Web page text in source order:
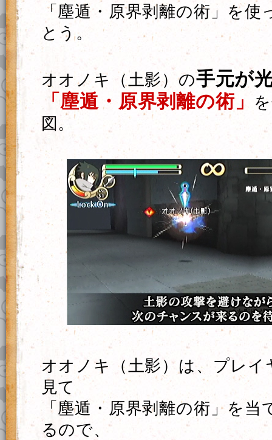
「塵遁・原界剥離の術」を使
とう。
オオノキ（土影）の手元が
「塵遁・原界剥離の術」
図。
オオノキ（土影）は、プレイ
見て
「塵遁・原界剥離の術」を
るので、